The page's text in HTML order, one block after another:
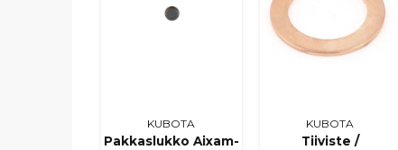
KUBOTA
Pakkaslukko Aixam-
KUBOTA
Tiiviste /